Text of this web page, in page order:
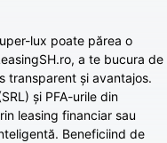
lux poate părea o
a te bucura de
transparent și avantajos.
și PFA-urile din
leasing financiar sau
Beneficiind de